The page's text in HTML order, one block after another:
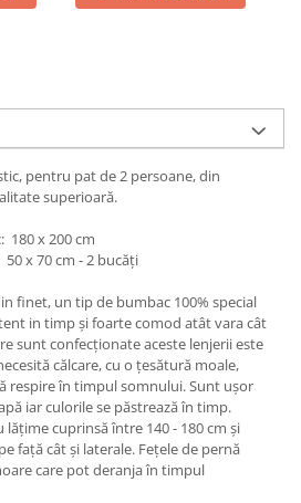
pentru pat de 2 persoane, din
superioară.
180 x 200 cm
70 cm - 2 bucăți
finet, un tip de bumbac 100% special
in timp și foarte comod atât vara cât
sunt confecționate aceste lenjerii este
călcare, cu o țesătură moale,
respire în timpul somnului. Sunt ușor
iar culorile se păstrează în timp.
lățime cuprinsă între 140 - 180 cm și
față cât și laterale. Fețele de pernă
care pot deranja în timpul